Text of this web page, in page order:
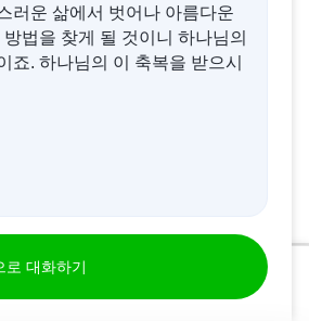
기서 ‘사람’은 무엇을 뜻하겠느
말한다. 정상 이성과 정상적인 판
인 것을 사랑하며 객관, 실제, 평
현실 생활에서 어려운 일을 당했
행해야 할 진리 원칙이다. 또한,
러운 삶에서 벗어나 아름다운
법을 찾게 될 것이니 하나님의
죠. 하나님의 이 축복을 받으시
로 대화하기